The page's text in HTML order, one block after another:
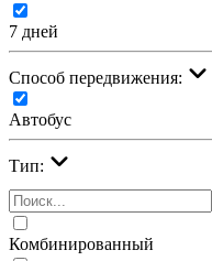
7 дней
Cпособ передвижения:
Автобус
Тип:
Комбинированный